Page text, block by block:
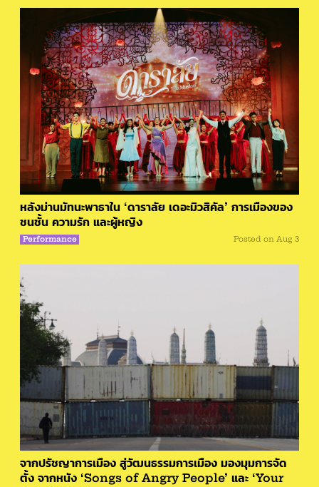
หลังม่านมัทนะพาธาใน ‘ดาราลัย เดอะมิวสิคัล’ การเมืองของ
ชนชั้น ความรัก และผู้หญิง
Performance Posted on Aug 3
จากปรัชญาการเมือง สู่วัฒนธรรมการเมือง มองมุมการจัด
ตั้ง จากหนัง ‘Songs of Angry People’ และ ‘Your